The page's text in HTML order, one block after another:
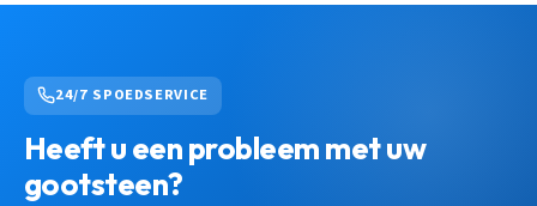
24/7 SPOEDSERVICE
Heeft u een probleem met uw
gootsteen?